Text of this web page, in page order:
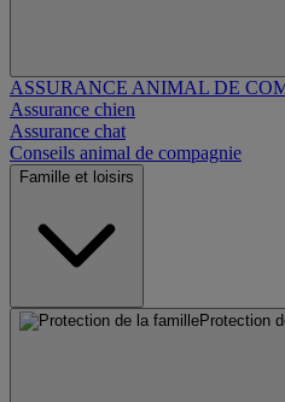
ASSURANCE ANIMAL DE
Assurance chien
Assurance chat
Conseils animal de compagnie
Famille et loisirs
Protection